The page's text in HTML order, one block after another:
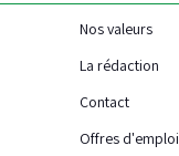
Nos valeurs
La rédaction
Contact
Offres d'emploi